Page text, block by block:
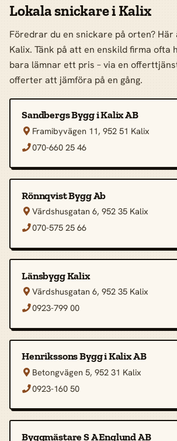
Lokala snickare i Kalix
Föredrar du en snickare på orten?
Kalix. Tänk på att en enskild firma ofta
bara lämnar ett pris – via en
offerter att jämföra på en gång.
Sandbergs Bygg i Kalix AB
 Framibyvägen 11, 952 51 Kalix
070-660 25 46
Rönnqvist Bygg Ab
 Värdshusgatan 6, 952 35 Kalix
070-575 25 66
Länsbygg Kalix
 Värdshusgatan 6, 952 35 Kalix
0923-799 00
Henrikssons Bygg i Kalix AB
 Betongvägen 5, 952 31 Kalix
0923-160 50
Byggmästare S A Englund AB